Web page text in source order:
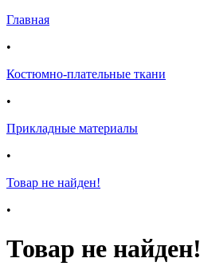
Главная
•
Костюмно-плательные ткани
•
Прикладные материалы
•
Товар не найден!
•
Товар не найден!